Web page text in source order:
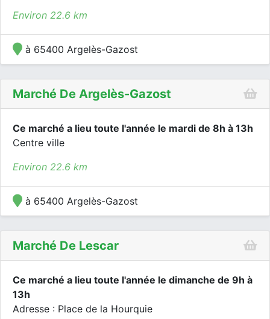
Environ 22.6 km
à 65400 Argelès-Gazost
Marché De Argelès-Gazost
Ce marché a lieu toute l'année le mardi de 8h à 13h
Centre ville
Environ 22.6 km
à 65400 Argelès-Gazost
Marché De Lescar
Ce marché a lieu toute l'année le dimanche de 9h à
13h
Adresse : Place de la Hourquie